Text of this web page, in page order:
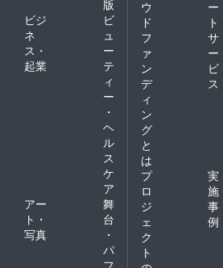
版
ビジ
ネ
ス・
起業
ビ
ュ
ー
テ
ィ
ー
・
ヘ
ル
ス
ケ
ア
アー
ト・
写真
舞
台
・
パ
フ
ウ
ド
フ
ァ
ン
デ
ィ
ン
グ
と
は
ー
ト
サ
ー
ビ
ス
プ
ロ
ジ
ェ
ク
ト
実
施
事
例